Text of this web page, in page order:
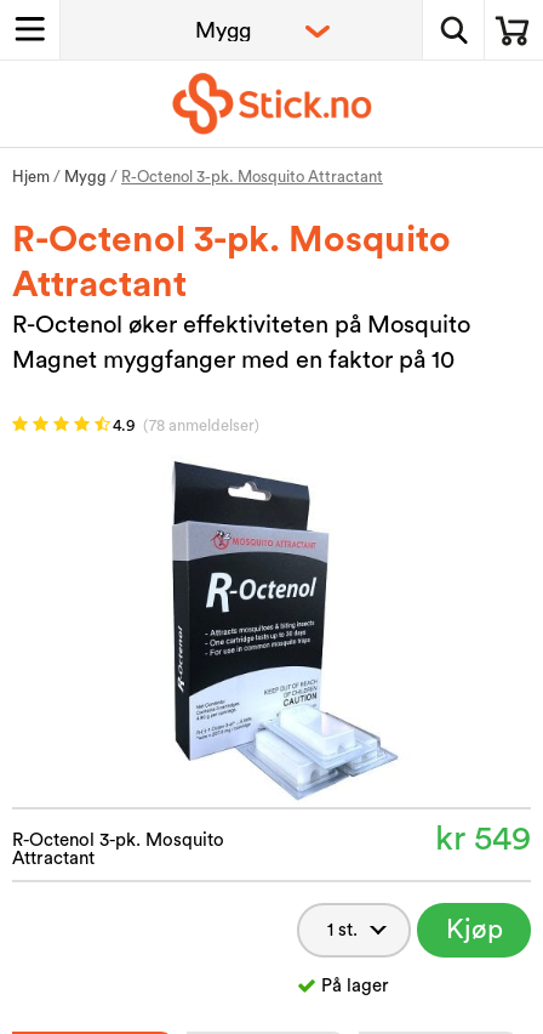
Hjem / Mygg / R-Octenol 3-pk. Mosquito Attractant
R-Octenol 3-pk. Mosquito
Attractant
R-Octenol øker effektiviteten på Mosquito
Magnet myggfanger med en faktor på 10
4.9 (78 anmeldelser)
R-Octenol 3-pk. Mosquito
Attractant
kr 549
Kjøp
På lager